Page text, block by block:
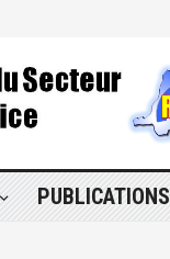
PUBLICATIONS